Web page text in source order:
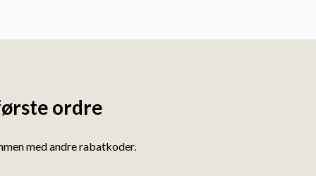
ordre
med andre rabatkoder.